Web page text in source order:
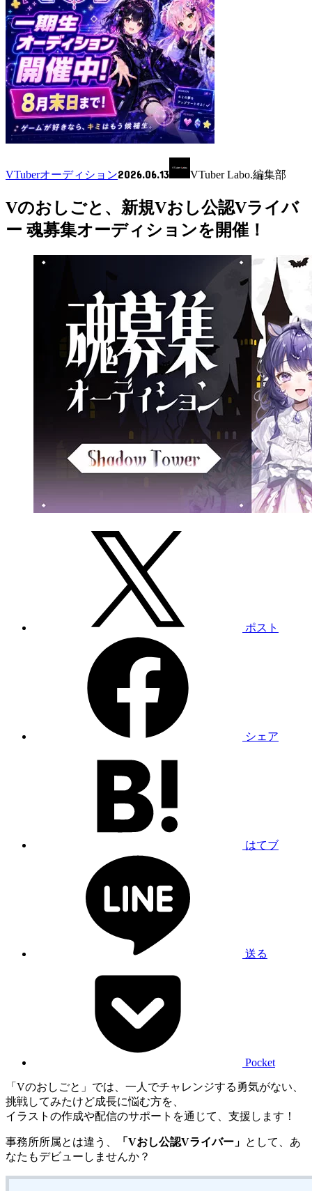
VTuberオーディション2026.06.13 VTuber Labo.編集部
Vのおしごと、新規Vおし公認Vライバ
ー 魂募集オーディションを開催！
ポスト
シェア
はてブ
送る
Pocket
「Vのおしごと」では、一人でチャレンジする勇気がない、
挑戦してみたけど成長に悩む方を、
イラストの作成や配信のサポートを通じて、支援します！
事務所所属とは違う、 「 Vおし公認Vライバー 」 として、あ
なたもデビューしませんか？